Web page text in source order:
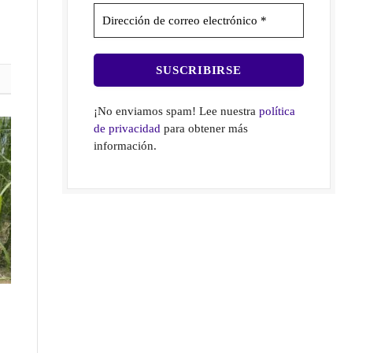
¡No enviamos spam! Lee nuestrapolítica
de privacidad para obtener más
información.